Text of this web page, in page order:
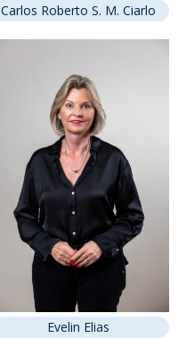
Carlos Roberto S. M. Ciarlo
Evelin Elias